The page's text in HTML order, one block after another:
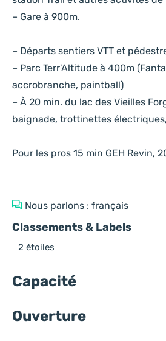
– Gare à 900m.
– Départs sentiers VTT et
– Parc Terr'Altitude à 400m
accrobranche, paintball)
– À 20 min. du lac des Vieilles
baignade, trottinettes
Pour les pros 15 min GEH Revin,
Nous parlons : français
Classements & Labels
2 étoiles
Capacité
Ouverture